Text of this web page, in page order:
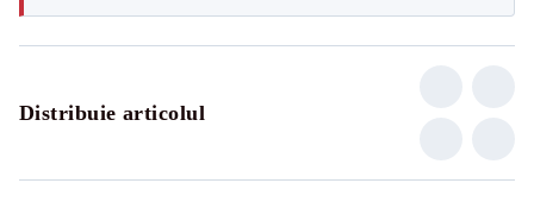
Distribuie articolul